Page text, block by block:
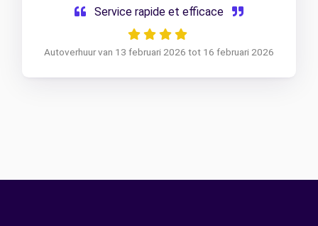
Service rapide et efficace
Autoverhuur van 13 februari 2026 tot 16 februari 2026